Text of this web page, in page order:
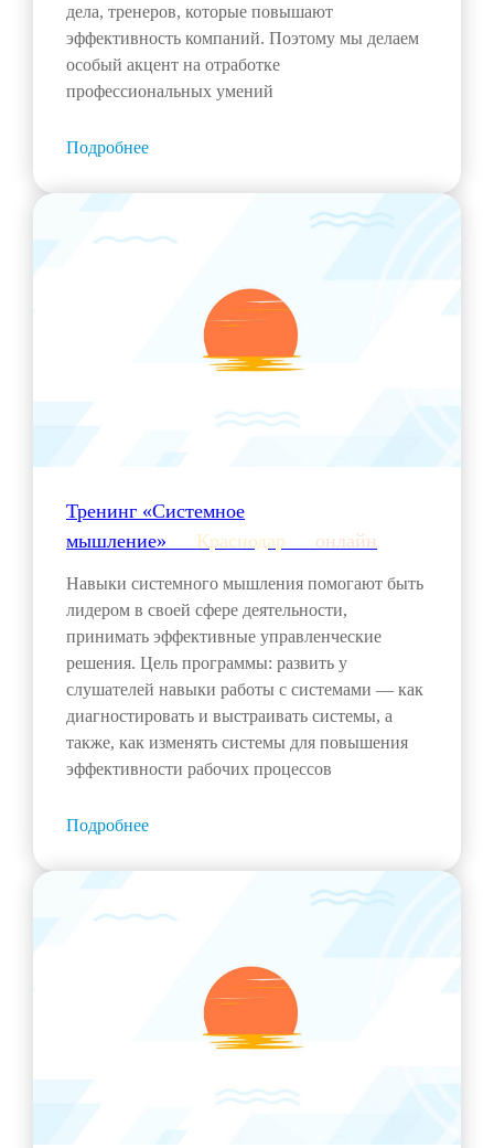
дела, тренеров, которые повышают
эффективность компаний. Поэтому мы делаем
особый акцент на отработке
профессиональных умений
Подробнее
Тренинг «Системное
мышление»___ Краснодар онлайн
Навыки системного мышления помогают быть
лидером в своей сфере деятельности,
принимать эффективные управленческие
решения. Цель программы: развить у
слушателей навыки работы с системами — как
диагностировать и выстраивать системы, а
также, как изменять системы для повышения
эффективности рабочих процессов
Подробнее